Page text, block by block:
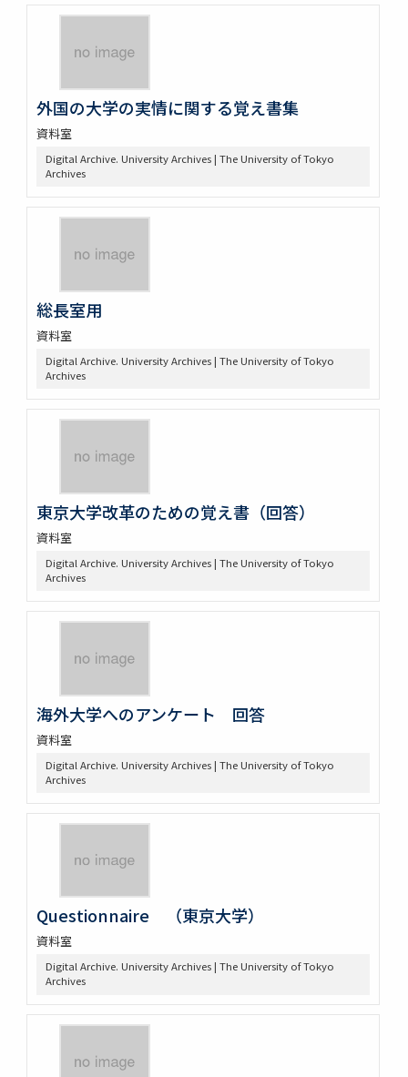
外国の大学の実情に関する覚え書集
資料室
Digital Archive. University Archives | The University of Tokyo
Archives
総長室用
資料室
Digital Archive. University Archives | The University of Tokyo
Archives
東京大学改革のための覚え書（回答）
資料室
Digital Archive. University Archives | The University of Tokyo
Archives
海外大学へのアンケート 回答
資料室
Digital Archive. University Archives | The University of Tokyo
Archives
Questionnaire （東京大学）
資料室
Digital Archive. University Archives | The University of Tokyo
Archives